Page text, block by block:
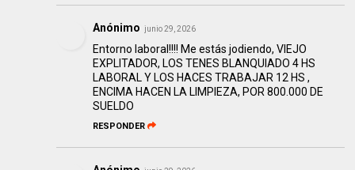
Anónimo junio 29, 2026
Entorno laboral!!!! Me estás jodiendo, VIEJO
EXPLITADOR, LOS TENES BLANQUIADO 4 HS
LABORAL Y LOS HACES TRABAJAR 12 HS ,
ENCIMA HACEN LA LIMPIEZA, POR 800.000 DE
SUELDO
RESPONDER